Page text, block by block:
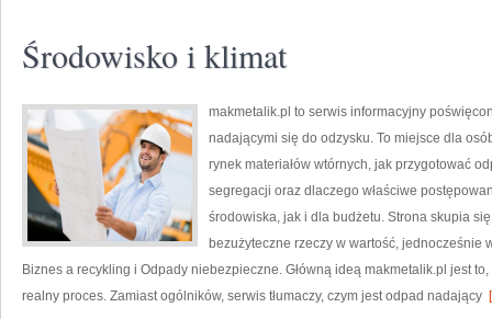
Środowisko i klimat
makmetalik.pl to serwis informacyjny
nadającymi się do odzysku. To miejsce dla
rynek materiałów wtórnych, jak przygotować
segregacji oraz dlaczego właściwe
środowiska, jak i dla budżetu. Strona skupia
bezużyteczne rzeczy w wartość,
Biznes a recykling i Odpady niebezpieczne. Główną ideą makmetalik.pl jest
realny proces. Zamiast ogólników, serwis tłumaczy, czym jest odpad nadający